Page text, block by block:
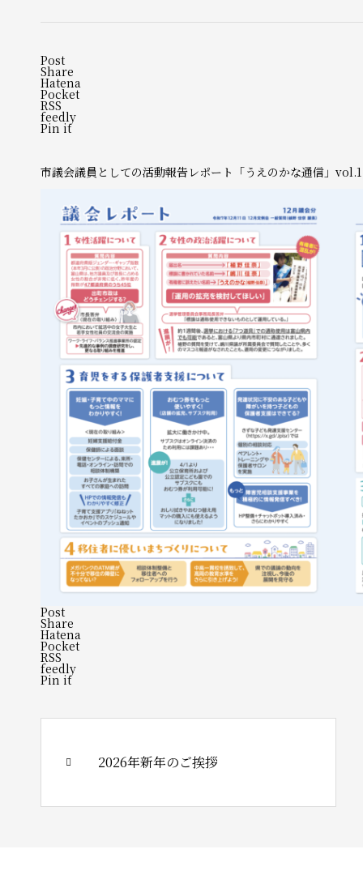
Post
Share
Hatena
Pocket
RSS
feedly
Pin it
市議会議員としての活動報告レポート「うえのかな通信」
Post
Share
Hatena
Pocket
RSS
feedly
Pin it
2026年新年のご挨拶